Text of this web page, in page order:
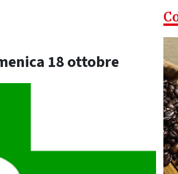
18 ottobre